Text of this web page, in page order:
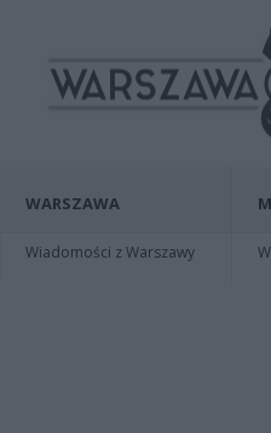
WARSZAWA
Wiadomości z Warszawy